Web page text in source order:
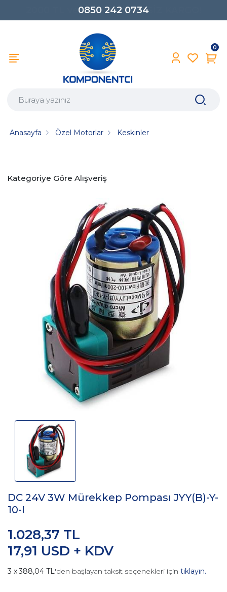
0850 242 0734
0
Anasayfa Özel Motorlar Keskinler
Kategoriye Göre Alışveriş
DC 24V 3W Mürekkep Pompası JYY(B)-Y-
10-I
17,91 USD + KDV
1.028,37 TL
388,04 TL'den başlayan taksit seçenekleri için tıklayın.